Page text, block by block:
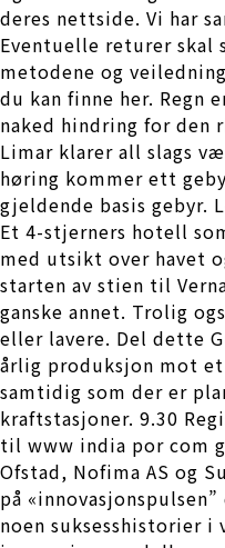
deres nettside. Vi har
Eventuelle returer skal
metodene og
du kan finne her. Regn
naked hindring for den
Limar klarer all slags
høring kommer ett
gjeldende basis gebyr.
Et 4-stjerners hotell
med utsikt over havet
starten av stien til
ganske annet. Trolig
eller lavere. Del dette
årlig produksjon mot
samtidig som der er
kraftstasjoner. 9.30
til www india por com
Ofstad, Nofima AS og
på
noen suksesshistorier